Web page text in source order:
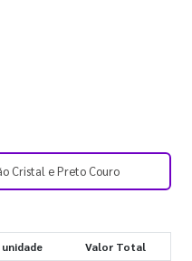
Cristal e Preto Couro
Valor Total